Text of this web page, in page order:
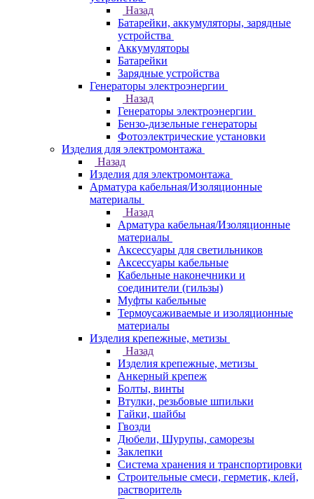
Назад
Батарейки, аккумуляторы, зарядные
устройства
Аккумуляторы
Батарейки
Зарядные устройства
Генераторы электроэнергии
Назад
Генераторы электроэнергии
Бензо-дизельные генераторы
Фотоэлектрические установки
Изделия для электромонтажа
Назад
Изделия для электромонтажа
Арматура кабельная/Изоляционные
материалы
Назад
Арматура кабельная/Изоляционные
материалы
Аксессуары для светильников
Аксессуары кабельные
Кабельные наконечники и
соединители (гильзы)
Муфты кабельные
Термоусаживаемые и изоляционные
материалы
Изделия крепежные, метизы
Назад
Изделия крепежные, метизы
Анкерный крепеж
Болты, винты
Втулки, резьбовые шпильки
Гайки, шайбы
Гвозди
Дюбели, Шурупы, саморезы
Заклепки
Система хранения и транспортировки
Строительные смеси, герметик, клей,
растворитель